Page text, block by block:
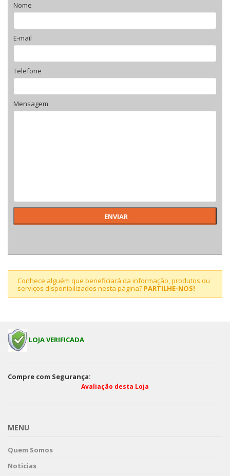
Nome
E-mail
Telefone
Mensagem
Conhece alguém que beneficiará da informação, produtos ou
serviços disponibilizados nesta página? PARTILHE-NOS!
LOJA VERIFICADA
Compre com Segurança:
Avaliação desta Loja
MENU
Quem Somos
Noticias